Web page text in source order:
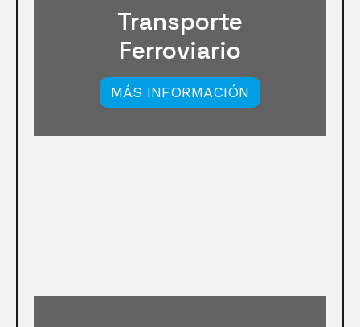
Transporte
Ferroviario
MÁS INFORMACIÓN